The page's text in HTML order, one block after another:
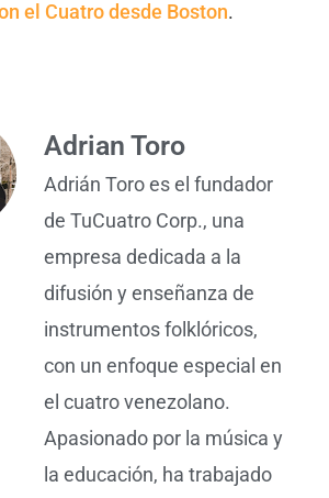
el Cuatro desde Boston.
Adrian Toro
Adrián Toro es el fundador
de TuCuatro Corp., una
empresa dedicada a la
difusión y enseñanza de
instrumentos folklóricos,
con un enfoque especial en
el cuatro venezolano.
Apasionado por la música y
la educación, ha trabajado